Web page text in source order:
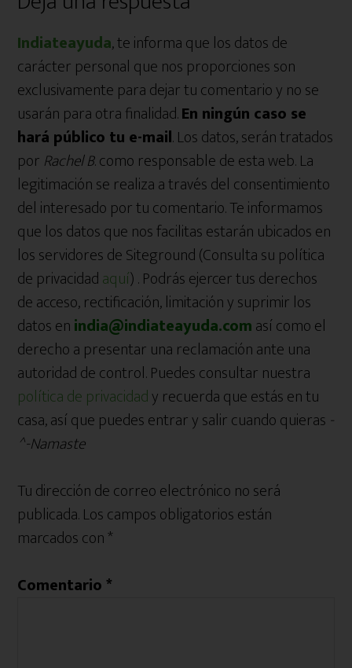
con
los
lectores
Indiateayuda, te informa que los datos de
carácter personal que nos proporciones son
exclusivamente para dejar tu comentario y no se
usarán para otra finalidad.En ningún caso se
hará público tu e-mail. Los datos, serán tratados
por Rachel B. como responsable de esta web. La
legitimación se realiza a través del consentimiento
del interesado por tu comentario. Te informamos
que los datos que nos facilitas estarán ubicados en
los servidores de Siteground (Consulta su política
de privacidadaquí) . Podrás ejercer tus derechos
de acceso, rectificación, limitación y suprimir los
datos enindia@indiateayuda.comasí como el
derecho a presentar una reclamación ante una
autoridad de control. Puedes consultar nuestra
política de privacidady recuerda que estás en tu
casa, así que puedes entrar y salir cuando quieras -
^-Namaste
Tu dirección de correo electrónico no será
publicada.Los campos obligatorios están
marcados con*
Comentario *